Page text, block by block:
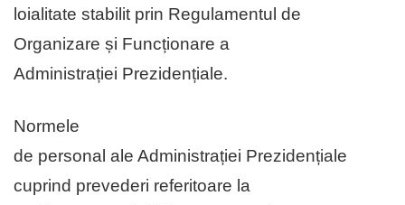
loialitate stabilit prin Regulamentul de
Organizare și Funcționare a
Administrației Prezidențiale.
Normele
de personal ale Administrației Prezidențiale
cuprind prevederi referitoare la